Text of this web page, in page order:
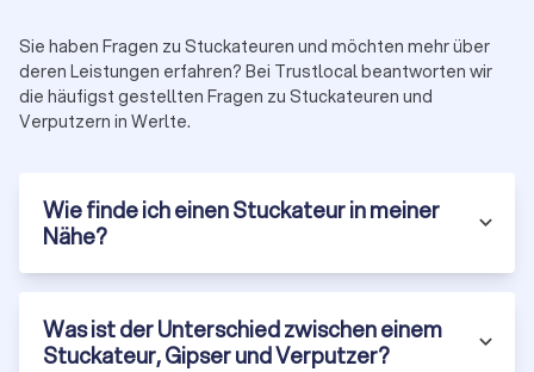
Sie haben Fragen zu Stuckateuren und möchten mehr über
deren Leistungen erfahren? Bei Trustlocal beantworten wir
die häufigst gestellten Fragen zu Stuckateuren und
Verputzern in Werlte.
Wie finde ich einen Stuckateur in meiner
Nähe?
Was ist der Unterschied zwischen einem
Stuckateur, Gipser und Verputzer?